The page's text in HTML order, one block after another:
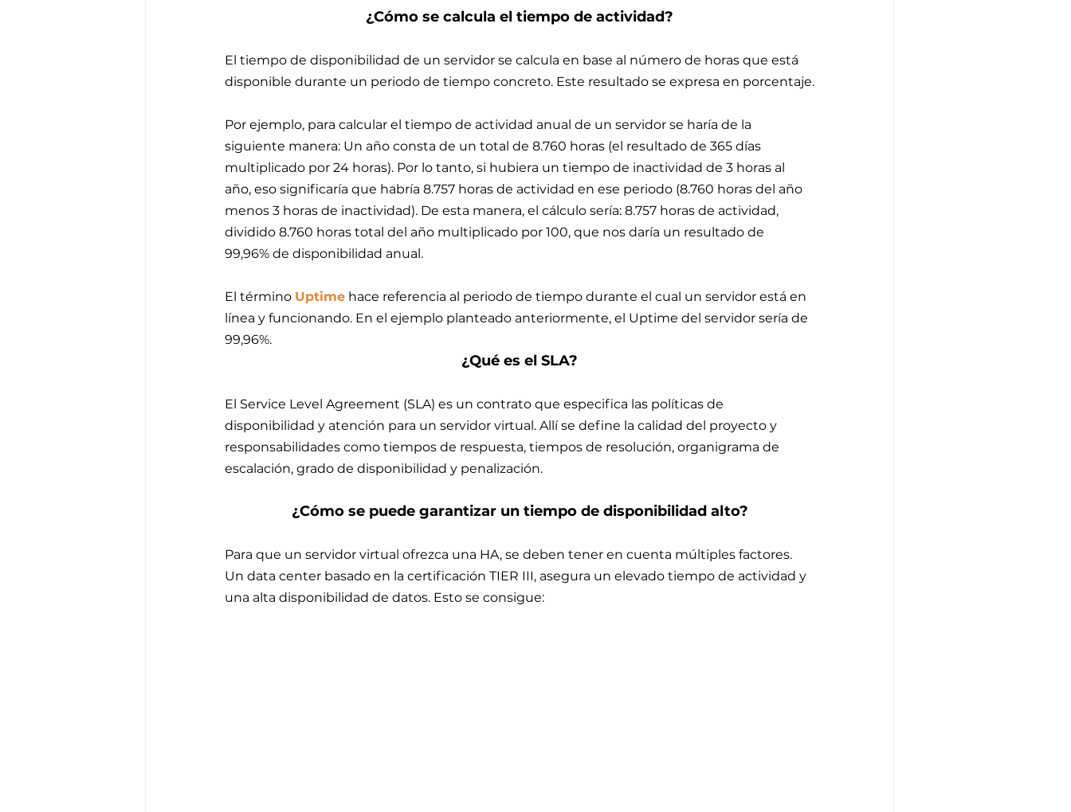
¿Cómo se calcula el tiempo de actividad?
El tiempo de disponibilidad de un servidor se calcula en base al número de horas que está
disponible durante un periodo de tiempo concreto. Este resultado se expresa en porcentaje.
Por ejemplo, para calcular el tiempo de actividad anual de un servidor se haría de la
siguiente manera: Un año consta de un total de 8.760 horas (el resultado de 365 días
multiplicado por 24 horas). Por lo tanto, si hubiera un tiempo de inactividad de 3 horas al
año, eso significaría que habría 8.757 horas de actividad en ese periodo (8.760 horas del año
menos 3 horas de inactividad). De esta manera, el cálculo sería: 8.757 horas de actividad,
dividido 8.760 horas total del año multiplicado por 100, que nos daría un resultado de
99,96% de disponibilidad anual.
El término Uptime hace referencia al periodo de tiempo durante el cual un servidor está en
línea y funcionando. En el ejemplo planteado anteriormente, el Uptime del servidor sería de
99,96%.
¿Qué es el SLA?
El Service Level Agreement (SLA) es un contrato que especifica las políticas de
disponibilidad y atención para un servidor virtual. Allí se define la calidad del proyecto y
responsabilidades como tiempos de respuesta, tiempos de resolución, organigrama de
escalación, grado de disponibilidad y penalización.
¿Cómo se puede garantizar un tiempo de disponibilidad alto?
Para que un servidor virtual ofrezca una HA, se deben tener en cuenta múltiples factores.
Un data center basado en la certificación TIER III, asegura un elevado tiempo de actividad y
una alta disponibilidad de datos. Esto se consigue: